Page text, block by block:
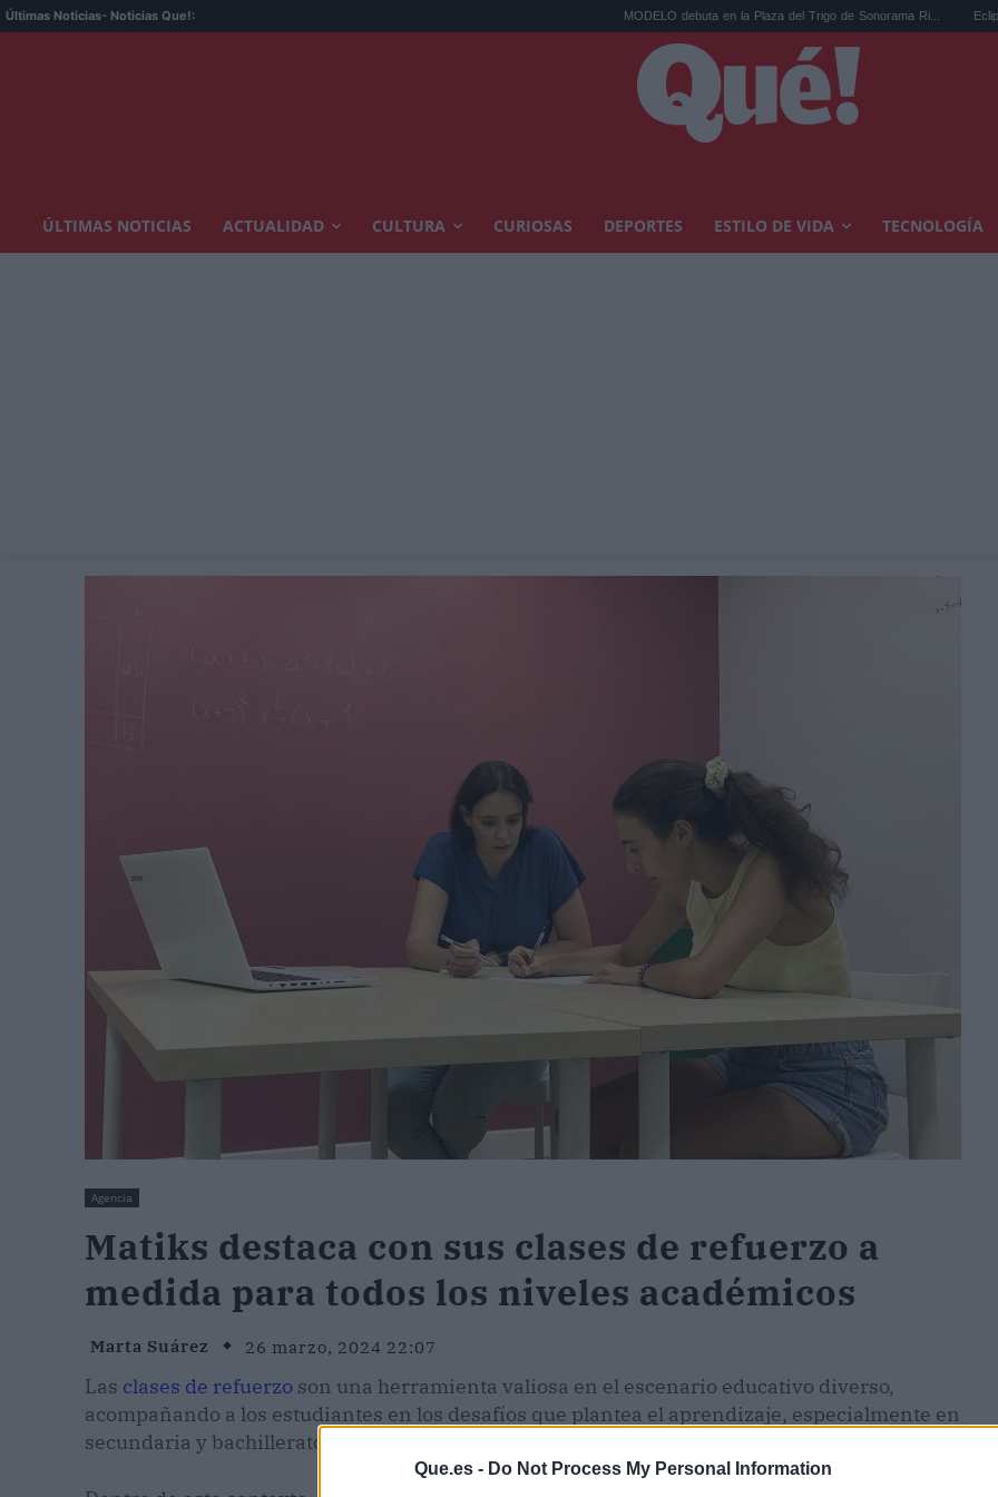
Que.es - Do Not Process My Personal Information
Últimas Noticias- Noticias Que!: MODELO debuta en la Plaza del Trigo de Sonorama Ri... Eclipse solar en
ÚLTIMAS NOTICIAS ACTUALIDAD CULTURA CURIOSAS DEPORTES ESTILO DE VIDA TECNOLOGÍA
Agencia
Matiks destaca con sus clases de refuerzo a
medida para todos los niveles académicos
Marta Suárez 26 marzo, 2024 22:07
Las clases de refuerzo son una herramienta valiosa en el escenario educativo diverso,
acompañando a los estudiantes en los desafíos que plantea el aprendizaje, especialmente en
secundaria y bachillerato.